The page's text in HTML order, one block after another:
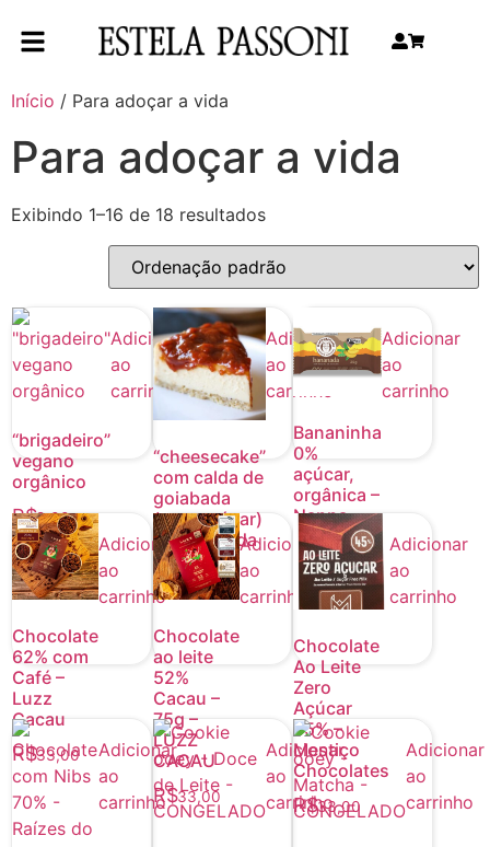
Início / Para adoçar a vida
Para adoçar a vida
Exibindo 1–16 de 18 resultados
“brigadeiro”
vegano
orgânico
R$9,00
Adicionar
ao
carrinho
“cheesecake”
com calda de
goiabada
(sem açúcar)
– Congelada
R$30,00
Adicionar
ao
carrinho
Bananinha
0%
açúcar,
orgânica –
Nanna
Banana
R$5,50
Adicionar
ao
carrinho
Chocolate
62% com
Café –
Luzz
Cacau
R$33,00
Adicionar
ao
carrinho
Chocolate
ao leite
52%
Cacau –
75g –
LUZZ
CACAU
R$33,00
Adicionar
ao
carrinho
Chocolate
Ao Leite
Zero
Açúcar
45% –
Mestiço
Chocolates
R$33,00
Adicionar
ao
carrinho
Adicionar
ao
carrinho
Adicionar
ao
carrinho
Adicionar
ao
carrinho